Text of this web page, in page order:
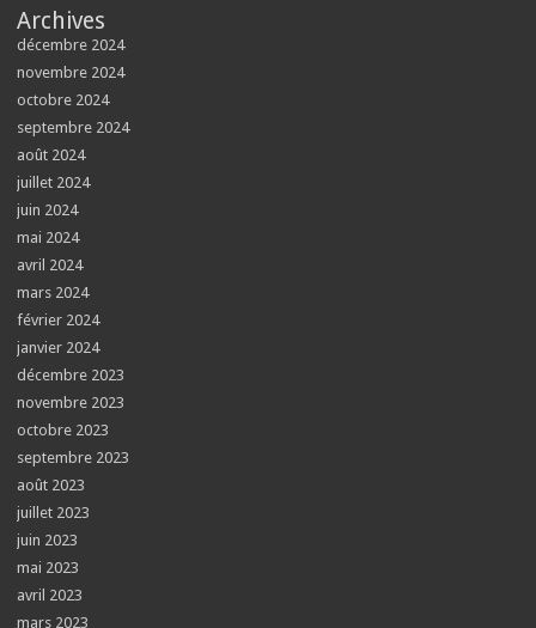
Archives
décembre 2024
novembre 2024
octobre 2024
septembre 2024
août 2024
juillet 2024
juin 2024
mai 2024
avril 2024
mars 2024
février 2024
janvier 2024
décembre 2023
novembre 2023
octobre 2023
septembre 2023
août 2023
juillet 2023
juin 2023
mai 2023
avril 2023
mars 2023